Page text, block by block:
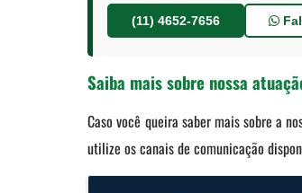
(11) 4652-7656
Saiba mais sobre nossa
Caso você queira saber mais sobre a
utilize os canais de comunicação